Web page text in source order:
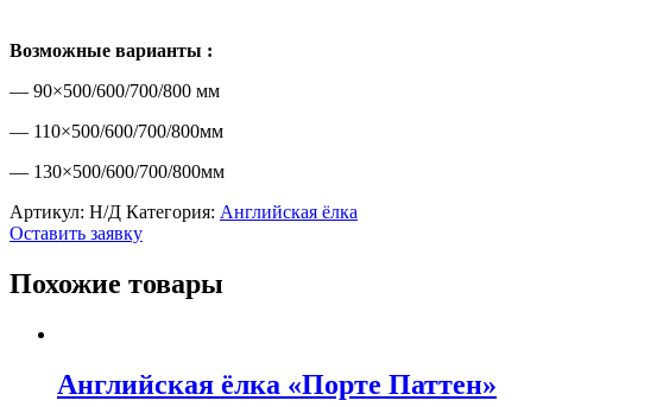
Возможные варианты :
— 90×500/600/700/800 мм
— 110×500/600/700/800мм
— 130×500/600/700/800мм
Артикул: Н/Д Категория: Английская ёлка
Оставить заявку
Похожие товары
Английская ёлка «Порте Паттен»